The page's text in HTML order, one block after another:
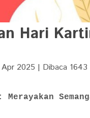
Hari
2025 | Dibaca 1643